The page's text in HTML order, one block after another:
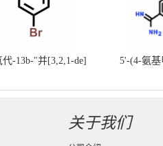
-13b-"并[3,2,1-de]
5'-(4-氨
关于我们